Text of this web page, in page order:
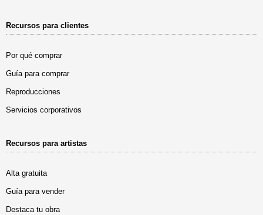
Recursos para clientes
Por qué comprar
Guía para comprar
Reproducciones
Servicios corporativos
Recursos para artistas
Alta gratuita
Guía para vender
Destaca tu obra